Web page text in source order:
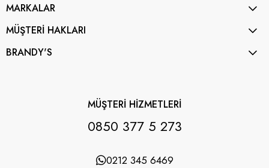
MARKALAR
MÜŞTERİ HAKLARI
BRANDY'S
MÜŞTERİ HİZMETLERİ
0850 377 5 273
0212 345 6469